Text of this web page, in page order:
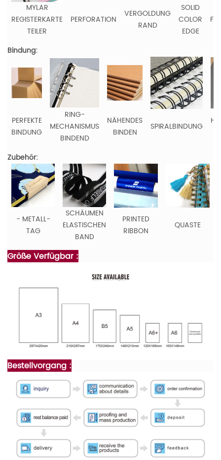
MYLAR
REGISTERKARTE
TEILER
PERFORATION
VERGOLDUNG
RAND
SOLID
COLOR
EDGE
Bindung:
PERFEKTE
BINDUNG
RING-
MECHANISMUS
BINDEND
NÄHENDES
BINDEN
SPIRALBINDUNG
Zubehör:
- METALL-
TAG
SCHÄUMEN
ELASTISCHEN
BAND
PRINTED
RIBBON
QUASTE
Größe Verfügbar :
Bestellvorgang :